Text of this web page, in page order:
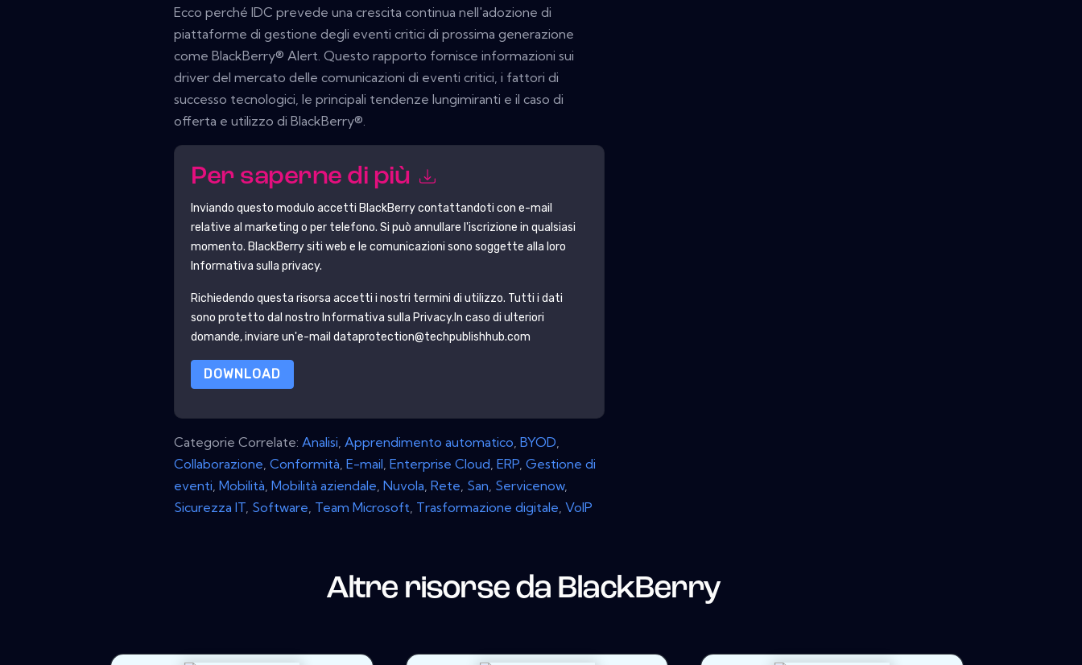
Ecco perché IDC prevede una crescita continua nell'adozione di
piattaforme di gestione degli eventi critici di prossima generazione
come BlackBerry® Alert. Questo rapporto fornisce informazioni sui
driver del mercato delle comunicazioni di eventi critici, i fattori di
successo tecnologici, le principali tendenze lungimiranti e il caso di
offerta e utilizzo di BlackBerry®.
Per saperne di più
Inviando questo modulo accettiBlackBerrycontattandoti con e-mail
relative al marketing o per telefono. Si può annullare l'iscrizione in qualsiasi
momento.BlackBerrysiti web e le comunicazioni sono soggette alla loro
Informativa sulla privacy.
Richiedendo questa risorsa accetti i nostri termini di utilizzo. Tutti i dati
sono protetto dal nostroInformativa sulla Privacy.In caso di ulteriori
domande, inviare un'e-mail dataprotection@techpublishhub.com
DOWNLOAD
Categorie Correlate:Analisi,Apprendimento automatico,BYOD,
Collaborazione,Conformità,E-mail,Enterprise Cloud,ERP,Gestione di
eventi,Mobilità,Mobilità aziendale,Nuvola,Rete, San, Servicenow,
Sicurezza IT, Software, Team Microsoft, Trasformazione digitale,VoIP
Altre risorse da BlackBerry